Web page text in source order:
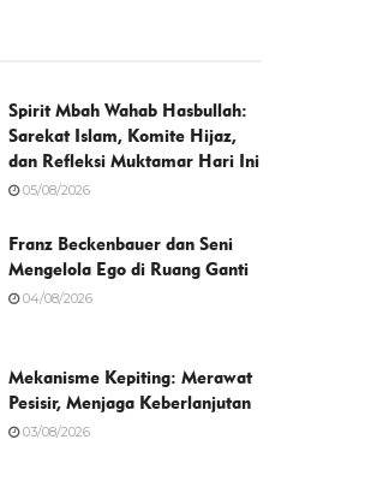
Spirit Mbah Wahab Hasbullah:
Sarekat Islam, Komite Hijaz,
dan Refleksi Muktamar Hari Ini
05/08/2026
Franz Beckenbauer dan Seni
Mengelola Ego di Ruang Ganti
04/08/2026
Mekanisme Kepiting: Merawat
Pesisir, Menjaga Keberlanjutan
03/08/2026